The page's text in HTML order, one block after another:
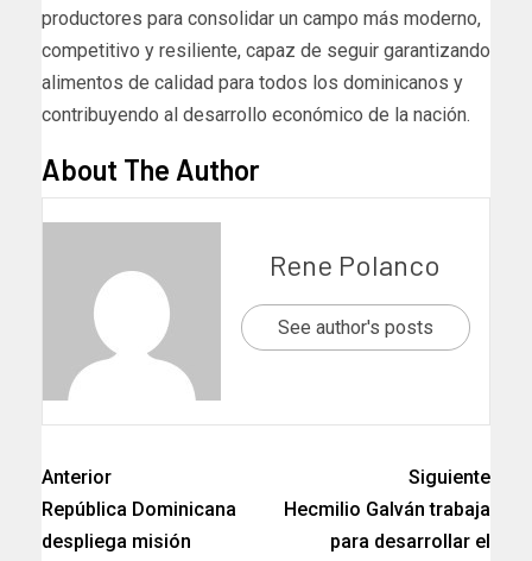
productores para consolidar un campo más moderno,
competitivo y resiliente, capaz de seguir garantizando
alimentos de calidad para todos los dominicanos y
contribuyendo al desarrollo económico de la nación.
About The Author
Rene Polanco
See author's posts
Anterior
República Dominicana
despliega misión
Siguiente
Hecmilio Galván trabaja
para desarrollar el